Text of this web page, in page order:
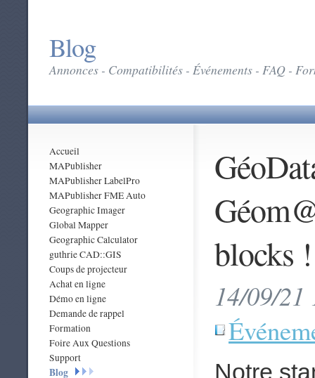
Blog
Annonces - Compatibilités - Événements - FAQ -
Accueil
MAPublisher
MAPublisher LabelPro
MAPublisher FME Auto
Geographic Imager
Global Mapper
Geographic Calculator
guthrie CAD::GIS
Coups de projecteur
Achat en ligne
Démo en ligne
Demande de rappel
Formation
Foire Aux Questions
Support
Blog
blocks !
14/09/21
Notre